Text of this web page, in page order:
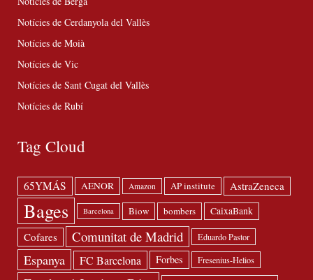
Notícies de Cerdanyola del Vallès
Notícies de Moià
Notícies de Vic
Notícies de Sant Cugat del Vallès
Notícies de Rubí
Tag Cloud
65YMÁS AENOR Amazon AP institute AstraZeneca
Bages Barcelona Biow bombers CaixaBank
Cofares Comunitat de Madrid Eduardo Pastor
Espanya FC Barcelona Forbes Fresenius-Helios